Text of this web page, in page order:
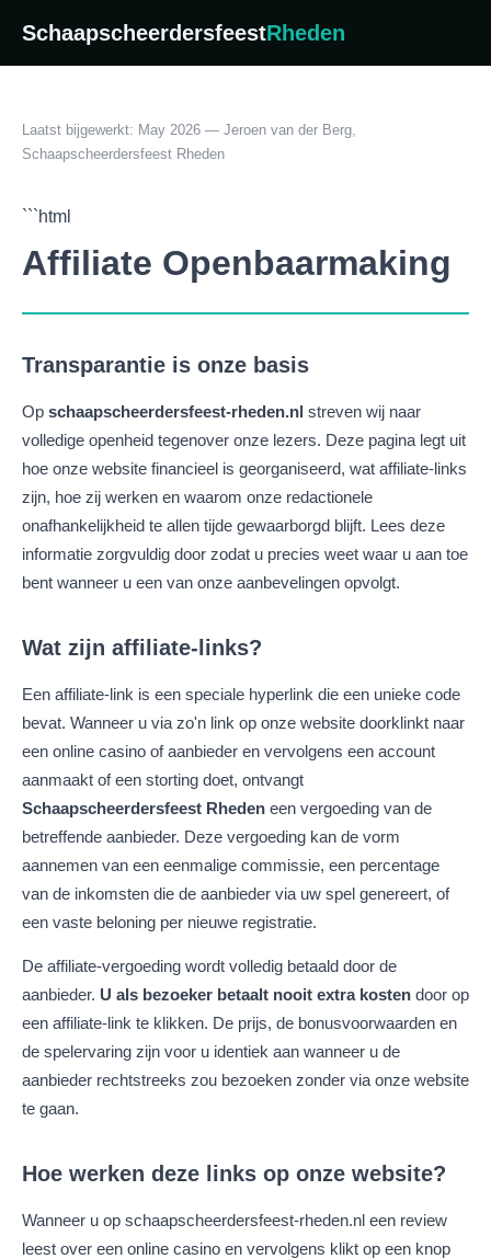
SchaapscheerdersfeestRheden
Laatst bijgewerkt: May 2026 — Jeroen van der Berg,
Schaapscheerdersfeest Rheden
```html
Affiliate Openbaarmaking
Transparantie is onze basis
Op schaapscheerdersfeest-rheden.nl streven wij naar
volledige openheid tegenover onze lezers. Deze pagina legt uit
hoe onze website financieel is georganiseerd, wat affiliate-links
zijn, hoe zij werken en waarom onze redactionele
onafhankelijkheid te allen tijde gewaarborgd blijft. Lees deze
informatie zorgvuldig door zodat u precies weet waar u aan toe
bent wanneer u een van onze aanbevelingen opvolgt.
Wat zijn affiliate-links?
Een affiliate-link is een speciale hyperlink die een unieke code
bevat. Wanneer u via zo'n link op onze website doorklinkt naar
een online casino of aanbieder en vervolgens een account
aanmaakt of een storting doet, ontvangt
Schaapscheerdersfeest Rheden een vergoeding van de
betreffende aanbieder. Deze vergoeding kan de vorm
aannemen van een eenmalige commissie, een percentage
van de inkomsten die de aanbieder via uw spel genereert, of
een vaste beloning per nieuwe registratie.
De affiliate-vergoeding wordt volledig betaald door de
aanbieder. U als bezoeker betaalt nooit extra kosten door op
een affiliate-link te klikken. De prijs, de bonusvoorwaarden en
de spelervaring zijn voor u identiek aan wanneer u de
aanbieder rechtstreeks zou bezoeken zonder via onze website
te gaan.
Hoe werken deze links op onze website?
Wanneer u op schaapscheerdersfeest-rheden.nl een review
leest over een online casino en vervolgens klikt op een knop